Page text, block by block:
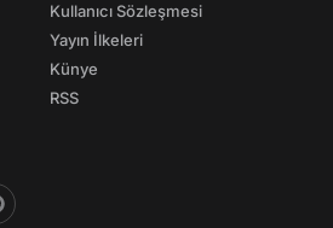
Kullanıcı Sözleşmesi
Yayın İlkeleri
Künye
RSS